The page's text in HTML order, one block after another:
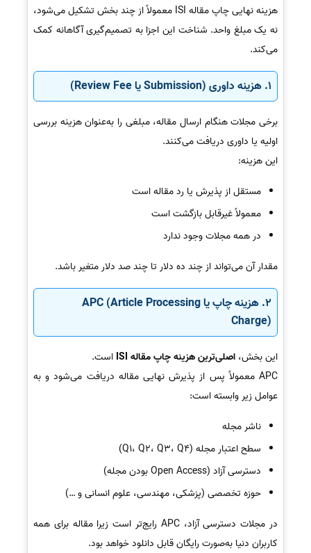
هزینه نهایی چاپ مقاله ISI معمولاً از چند بخش تشکیل می‌شود،
نه یک مبلغ واحد. شناخت این اجزا به تصمیم‌گیری آگاهانه کمک
می‌کند.
1. هزینه داوری (Submission یا Review Fee)
برخی مجلات هنگام ارسال مقاله، مبلغی را به‌عنوان هزینه بررسی
اولیه یا داوری دریافت می‌کنند.
این هزینه:
مستقل از پذیرش یا رد مقاله است
معمولاً غیرقابل بازگشت است
در همه مجلات وجود ندارد
مقدار آن می‌تواند از چند ده دلار تا چند صد دلار متغیر باشد.
2. هزینه چاپ یا APC (Article Processing
Charge)
این بخش، اصلی‌ترین هزینه چاپ مقاله ISI
است.
APC معمولاً پس از پذیرش نهایی مقاله دریافت می‌شود و به
عوامل زیر وابسته است:
ناشر مجله
سطح اعتبار مجله (Q1، Q2، Q3، Q4)
دسترسی آزاد (Open Access بودن مجله)
حوزه تخصصی (پزشکی، مهندسی، علوم انسانی و …)
در مجلات دسترسی آزاد، APC رایج‌تر است زیرا مقاله برای همه
کاربران دنیا به‌صورت رایگان قابل دانلود خواهد بود.